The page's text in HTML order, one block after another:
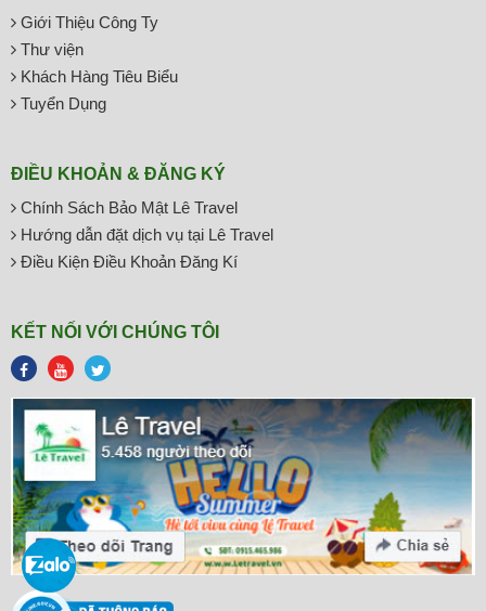
Giới Thiệu Công Ty
Thư viện
Khách Hàng Tiêu Biểu
Tuyển Dụng
ĐIỀU KHOẢN & ĐĂNG KÝ
Chính Sách Bảo Mật Lê Travel
Hướng dẫn đặt dịch vụ tại Lê Travel
Điều Kiện Điều Khoản Đăng Kí
KẾT NỐI VỚI CHÚNG TÔI